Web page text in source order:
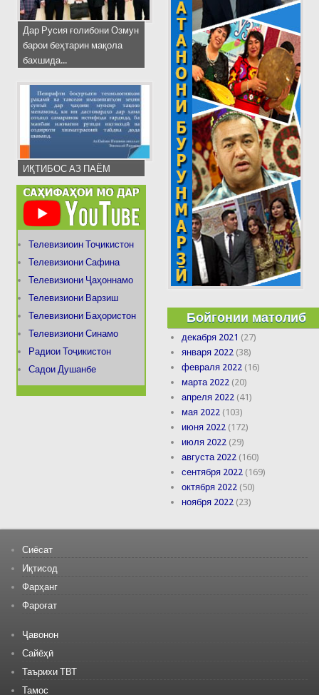
Дар Русия ғолибони Озмун
барои беҳтарин мақола
бахшида...
ИҚТИБОС АЗ ПАЁМ
Телевизиоин Тоҷикистон
Телевизиони Сафина
Телевизиони Ҷаҳоннамо
Телевизиони Варзиш
Телевизиони Баҳористон
Телевизиони Синамо
Радиои Тоҷикистон
Садои Душанбе
Бойгонии матолиб
декабря 2021 (27)
января 2022 (38)
февраля 2022 (16)
марта 2022 (20)
апреля 2022 (41)
мая 2022 (103)
июня 2022 (172)
июля 2022 (29)
августа 2022 (160)
сентября 2022 (169)
октября 2022 (50)
ноября 2022 (23)
Сиёсат
Иқтисод
Фарҳанг
Фароғат
Ҷавонон
Сайёҳӣ
Таърихи ТВТ
Тамос